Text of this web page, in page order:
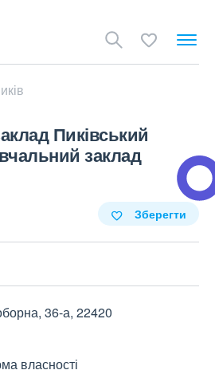
Пиківський
заклад
Зберегти
36-а, 22420
власності